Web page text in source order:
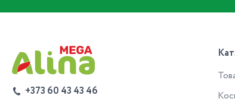
+373 60 43 43 46